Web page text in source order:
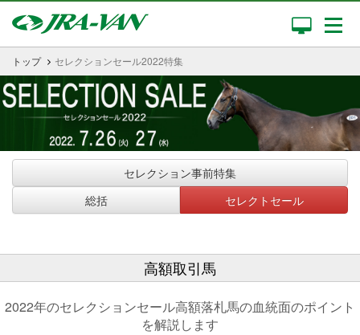
トップ セレクションセール2022特集
セレクション事前特集
総括
セレクトセール
高額取引馬
2022年のセレクションセール高額落札馬の血統面のポイント
を解説します